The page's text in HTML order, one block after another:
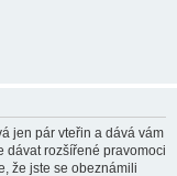
jen pár vteřin a dává vám
dávat rozšířené pravomoci
že jste se obeznámili